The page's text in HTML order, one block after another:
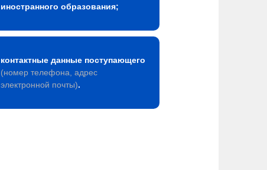
иностранного образования;
контактные данные поступающего
(номер телефона, адрес
электронной почты).